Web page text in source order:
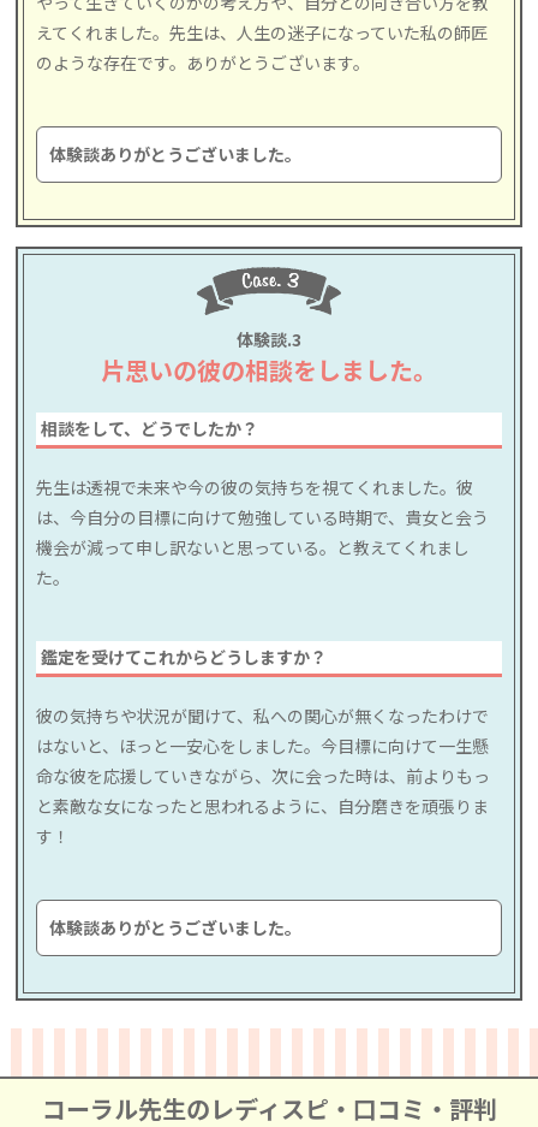
えてくれました。先生は、人生の迷子になっていた私の師匠
のような存在です。ありがとうございます。
体験談ありがとうございました。
体験談.3
片思いの彼の相談をしました。
相談をして、どうでしたか？
先生は透視で未来や今の彼の気持ちを視てくれました。彼
は、今自分の目標に向けて勉強している時期で、貴女と会う
機会が減って申し訳ないと思っている。と教えてくれまし
た。
鑑定を受けてこれからどうしますか？
彼の気持ちや状況が聞けて、私への関心が無くなったわけで
はないと、ほっと一安心をしました。今目標に向けて一生懸
命な彼を応援していきながら、次に会った時は、前よりもっ
と素敵な女になったと思われるように、自分磨きを頑張りま
す！
体験談ありがとうございました。
コーラル先生のレディスピ・口コミ・評判